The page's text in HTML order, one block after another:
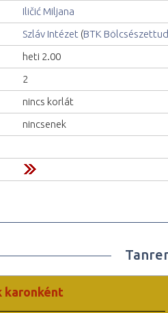
Iličić Miljana
Szláv Intézet (BTK
heti 2.00
2
nincs korlát
nincsenek
karonként